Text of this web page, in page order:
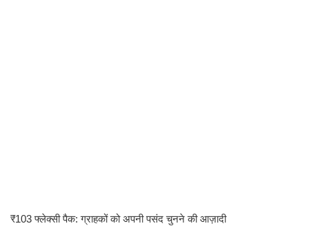
₹103 फ्लेक्सी पैक: ग्राहकों को अपनी पसंद चुनने की आज़ादी